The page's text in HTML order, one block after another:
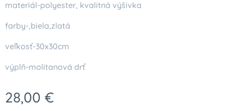
materiál-polyester, kvalitná výšivka
farby-,biela,zlatá
veľkosť-30x30cm
výplň-molitanová drť
28,00 €